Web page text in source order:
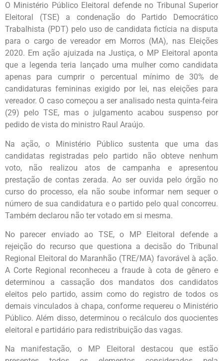
O Ministério Público Eleitoral defende no Tribunal Superior
Eleitoral (TSE) a condenação do Partido Democrático
Trabalhista (PDT) pelo uso de candidata fictícia na disputa
para o cargo de vereador em Morros (MA), nas Eleições
2020. Em ação ajuizada na Justiça, o MP Eleitoral aponta
que a legenda teria lançado uma mulher como candidata
apenas para cumprir o percentual mínimo de 30% de
candidaturas femininas exigido por lei, nas eleições para
vereador. O caso começou a ser analisado nesta quinta-feira
(29) pelo TSE, mas o julgamento acabou suspenso por
pedido de vista do ministro Raul Araújo.
Na ação, o Ministério Público sustenta que uma das
candidatas registradas pelo partido não obteve nenhum
voto, não realizou atos de campanha e apresentou
prestação de contas zerada. Ao ser ouvida pelo órgão no
curso do processo, ela não soube informar nem sequer o
número de sua candidatura e o partido pelo qual concorreu.
Também declarou não ter votado em si mesma.
No parecer enviado ao TSE, o MP Eleitoral defende a
rejeição do recurso que questiona a decisão do Tribunal
Regional Eleitoral do Maranhão (TRE/MA) favorável à ação.
A Corte Regional reconheceu a fraude à cota de gênero e
determinou a cassação dos mandatos dos candidatos
eleitos pelo partido, assim como do registro de todos os
demais vinculados à chapa, conforme requereu o Ministério
Público. Além disso, determinou o recálculo dos quocientes
eleitoral e partidário para redistribuição das vagas.
Na manifestação, o MP Eleitoral destacou que estão